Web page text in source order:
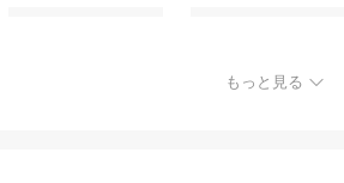
もっと見る